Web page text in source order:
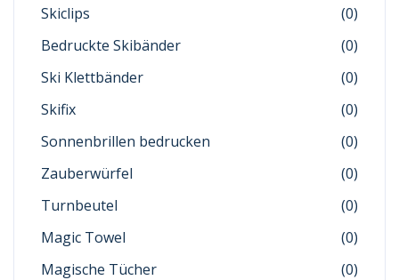
Skiclips
(0)
Bedruckte Skibänder
(0)
Ski Klettbänder
(0)
Skifix
(0)
Sonnenbrillen bedrucken
(0)
Zauberwürfel
(0)
Turnbeutel
(0)
Magic Towel
(0)
Magische Tücher
(0)